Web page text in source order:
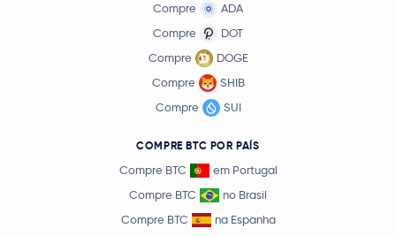
Compre
ADA
Compre
DOT
Compre
DOGE
Compre
SHIB
Compre
SUI
COMPRE BTC POR PAÍS
Compre BTC
em Portugal
Compre BTC
no Brasil
Compre BTC
na Espanha